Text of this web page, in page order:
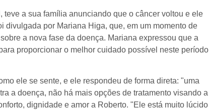
a sua família anunciando que o câncer voltou e ele
divulgada por Mariana Higa, que, em um momento de
a nova fase da doença. Mariana expressou que a
proporcionar o melhor cuidado possível neste período
ele se sente, e ele respondeu de forma direta: "uma
a doença, não há mais opções de tratamento visando a
dignidade e amor a Roberto. "Ele está muito lúcido